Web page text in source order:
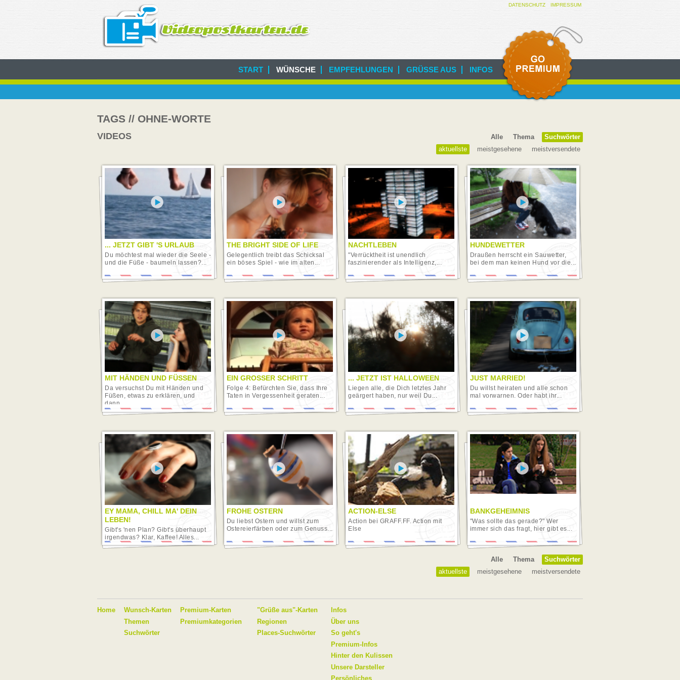
DATENSCHUTZ IMPRESSUM
START WÜNSCHE EMPFEHLUNGEN GRÜSSE AUS INFOS
TAGS // OHNE-WORTE
VIDEOS Suchwörter
Thema
Alle
meistversendete
meistgesehene
aktuellste
... JETZT GIBT 'S URLAUB
Du möchtest mal wieder die Seele -
und die Füße - baumeln lassen?...
THE BRIGHT SIDE OF LIFE
Gelegentlich treibt das Schicksal
ein böses Spiel - wie im alten...
NACHTLEBEN
"Verrücktheit ist unendlich
faszinierender als Intelligenz,...
HUNDEWETTER
Draußen herrscht ein Sauwetter,
bei dem man keinen Hund vor die...
MIT HÄNDEN UND FÜSSEN
Da versuchst Du mit Händen und
Füßen, etwas zu erklären, und
dann...
EIN GROSSER SCHRITT
Folge 4: Befürchten Sie, dass Ihre
Taten in Vergessenheit geraten...
... JETZT IST HALLOWEEN
Liegen alle, die Dich letztes Jahr
geärgert haben, nur weil Du...
JUST MARRIED!
Du willst heiraten und alle schon
mal vorwarnen. Oder habt ihr...
EY MAMA, CHILL MA' DEIN
LEBEN!
Gibt's 'nen Plan? Gibt's überhaupt
irgendwas? Klar, Kaffee! Alles...
FROHE OSTERN
Du liebst Ostern und willst zum
Ostereierfärben oder zum Genuss...
ACTION-ELSE
Action bei GRAFF.FF. Action mit
Else
BANKGEHEIMNIS
"Was sollte das gerade?" Wer
immer sich das fragt, hier gibt es...
Suchwörter
Thema
Alle
meistversendete
meistgesehene
aktuellste
Home
Wunsch-Karten
Themen
Suchwörter
Premium-Karten
Premiumkategorien
"Grüße aus"-Karten
Regionen
Places-Suchwörter
Infos
Über uns
So geht's
Premium-Infos
Hinter den Kulissen
Unsere Darsteller
Persönliches